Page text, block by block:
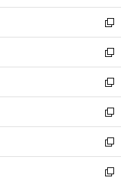
開
く
ウ
で
開
く
ン
ド
ウ
で
開
く
ウ
ィ
ン
ド
ウ
で
開
く
新
し
い
ウ
ィ
ン
ド
ウ
で
開
く
新
し
い
ウ
ィ
ン
ド
ウ
で
新
し
い
ウ
ィ
ン
ド
新
し
い
ウ
ィ
新
し
い
新